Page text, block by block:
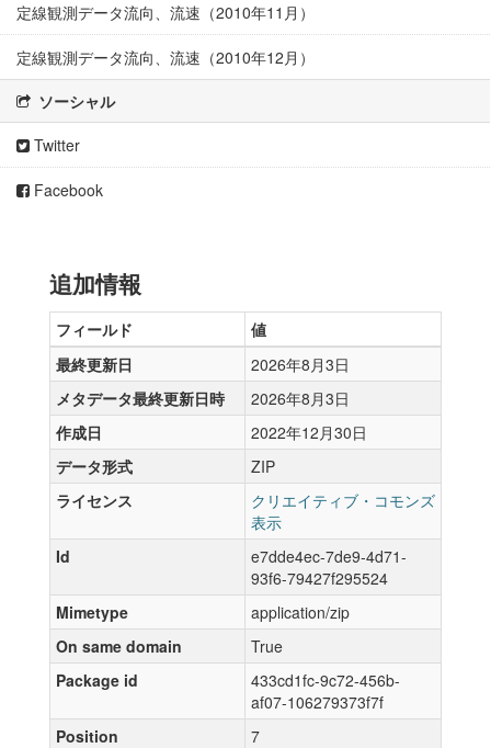
定線観測データ流向、流速（2010年11月）
定線観測データ流向、流速（2010年12月）
ソーシャル
Twitter
Facebook
追加情報
フィールド
値
最終更新日
2026年8月3日
メタデータ最終更新日時
2026年8月3日
作成日
2022年12月30日
データ形式
ZIP
ライセンス
クリエイティブ・コモンズ
表示
Id
e7dde4ec-7de9-4d71-
93f6-79427f295524
Mimetype
application/zip
On same domain
True
Package id
433cd1fc-9c72-456b-
af07-106279373f7f
Position
7